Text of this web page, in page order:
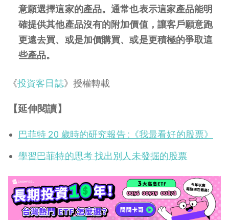
意願選擇這家的產品。通常也表示這家產品能明
確提供其他產品沒有的附加價值，讓客戶願意跑
更遠去買、或是加價購買、或是更積極的爭取這
些產品。
《投資客日誌》授權轉載
【延伸閱讀】
巴菲特 20 歲時的研究報告 :《我最看好的股票》
學習巴菲特的思考 找出別人未發掘的股票